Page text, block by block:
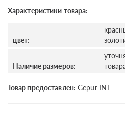
Характеристики товара:
цвет:
Наличие размеров:
Товар предоставлен: Gepur INT